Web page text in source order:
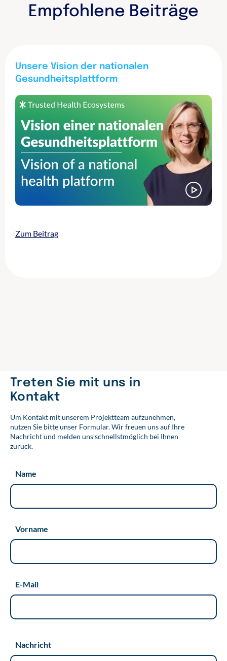
r
I
n
Empfohlene Beiträge
Unsere Vision der nationalen
Gesundheitsplattform
Zum Beitrag
Treten Sie mit uns in
Kontakt
Um Kontakt mit unserem Projektteam aufzunehmen,
nutzen Sie bitte unser Formular. Wir freuen uns auf Ihre
Nachricht und melden uns schnellstmöglich bei Ihnen
zurück.
Name
Vorname
E-Mail
Nachricht